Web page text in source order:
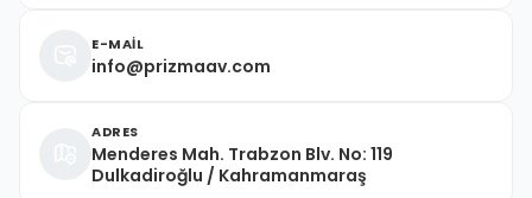
E-MAİL
info@prizmaav.com
ADRES
Menderes Mah. Trabzon Blv. No: 119
Dulkadiroğlu / Kahramanmaraş